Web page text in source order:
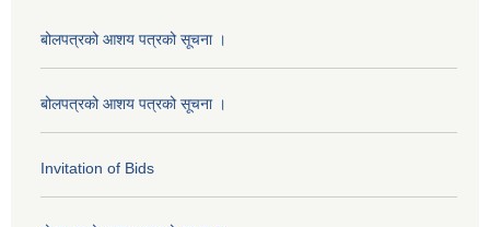
बोलपत्रको आशय पत्रको सूचना ।
बोलपत्रको आशय पत्रको सूचना ।
Invitation of Bids